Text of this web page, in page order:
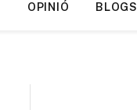
OPINIÓ BLOGS